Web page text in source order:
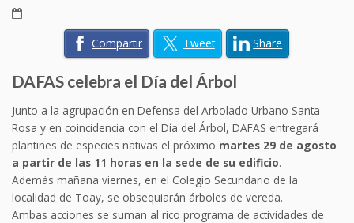
Compartir Tweet Share
DAFAS celebra el Día del Árbol
Junto a la agrupación en Defensa del Arbolado Urbano Santa
Rosa y en coincidencia con el Día del Árbol, DAFAS entregará
plantines de especies nativas el próximo martes 29 de agosto
a partir de las 11 horas en la sede de su edificio.
Además mañana viernes, en el Colegio Secundario de la
localidad de Toay, se obsequiarán árboles de vereda.
Ambas acciones se suman al rico programa de actividades de